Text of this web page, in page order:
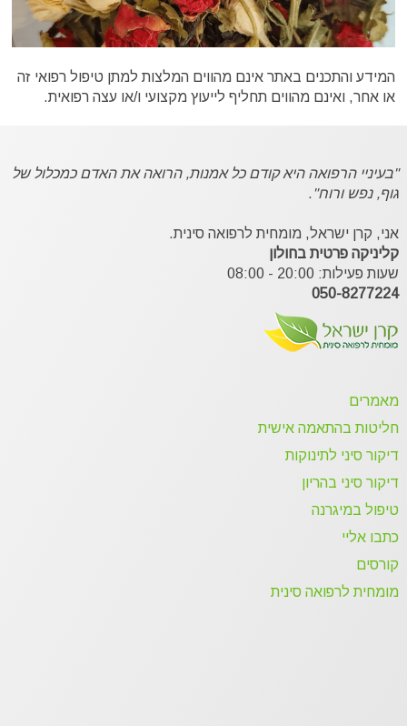
המידע והתכנים באתר אינם מהווים המלצות למתן טיפול רפואי זה
או אחר, ואינם מהווים תחליף לייעוץ מקצועי ו/או עצה רפואית.
"בעיניי הרפואה היא קודם כל אמנות, הרואה את האדם כמכלול של
גוף, נפש ורוח" .
אני, קרן ישראל, מומחית לרפואה סינית.
קליניקה פרטית בחולון
שעות פעילות: 20:00 - 08:00
050-8277224
מאמרים
חליטות בהתאמה אישית
דיקור סיני לתינוקות
דיקור סיני בהריון
טיפול במיגרנה
כתבו אליי
קורסים
מומחית לרפואה סינית